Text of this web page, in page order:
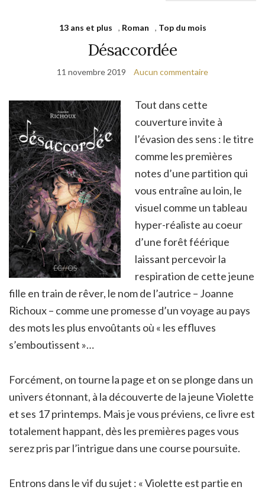
13 ans et plus , Roman , Top du mois
Désaccordée
11 novembre 2019 Aucun commentaire
Tout dans cette
couverture invite à
l’évasion des sens : le titre
comme les premières
notes d’une partition qui
vous entraîne au loin, le
visuel comme un tableau
hyper-réaliste au coeur
d’une forêt féérique
laissant percevoir la
respiration de cette jeune
fille en train de rêver, le nom de l’autrice – Joanne
Richoux – comme une promesse d’un voyage au pays
des mots les plus envoûtants où « les effluves
s’emboutissent »…
Forcément, on tourne la page et on se plonge dans un
univers étonnant, à la découverte de la jeune Violette
et ses 17 printemps. Mais je vous préviens, ce livre est
totalement happant, dès les premières pages vous
serez pris par l’intrigue dans une course poursuite.
Entrons dans le vif du sujet : « Violette est partie en